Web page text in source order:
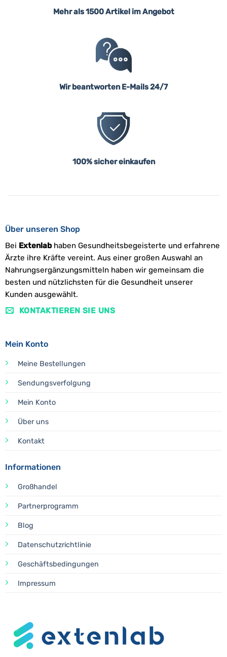
Mehr als 1500 Artikel im Angebot
Wir beantworten E-Mails 24/7
100% sicher einkaufen
Über unseren Shop
Bei Extenlabhaben Gesundheitsbegeisterte und erfahrene
Ärzte ihre Kräfte vereint. Aus einer großen Auswahl an
Nahrungsergänzungsmitteln haben wir gemeinsam die
besten und nützlichsten für die Gesundheit unserer
Kunden ausgewählt.
KONTAKTIEREN SIE UNS
Mein Konto
Meine Bestellungen
Sendungsverfolgung
Mein Konto
Über uns
Kontakt
Informationen
Großhandel
Partnerprogramm
Blog
Datenschutzrichtlinie
Geschäftsbedingungen
Impressum